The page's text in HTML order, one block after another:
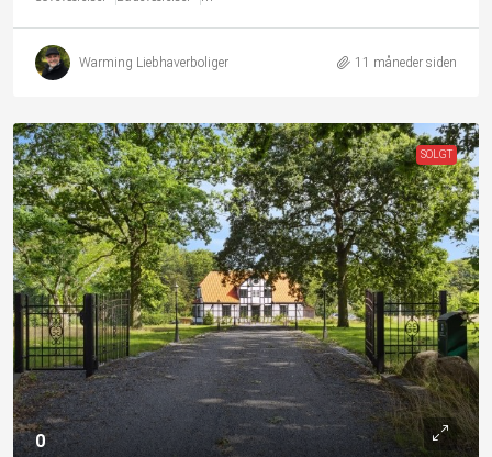
Warming Liebhaverboliger 11 måneder siden
SOLGT
0